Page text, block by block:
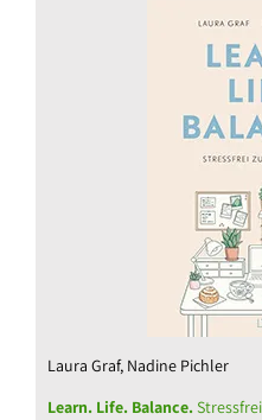
Laura Graf, Nadine Pichler
Learn. Life. Balance.